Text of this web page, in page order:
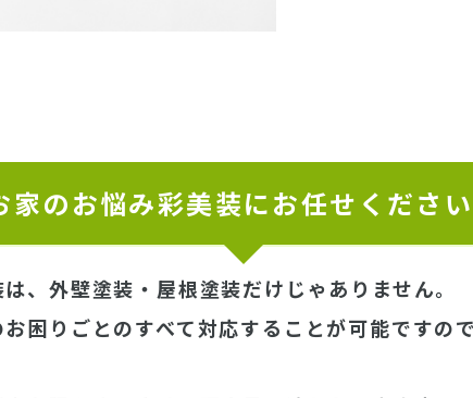
家のお悩み彩美装にお任せください
、外壁塗装・屋根塗装だけじゃありません。
困りごとのすべて対応することが可能ですの